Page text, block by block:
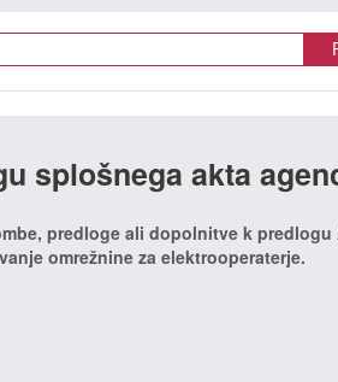
splošnega akta
predloge ali dopolnitve k predlogu
omrežnine za elektrooperaterje.